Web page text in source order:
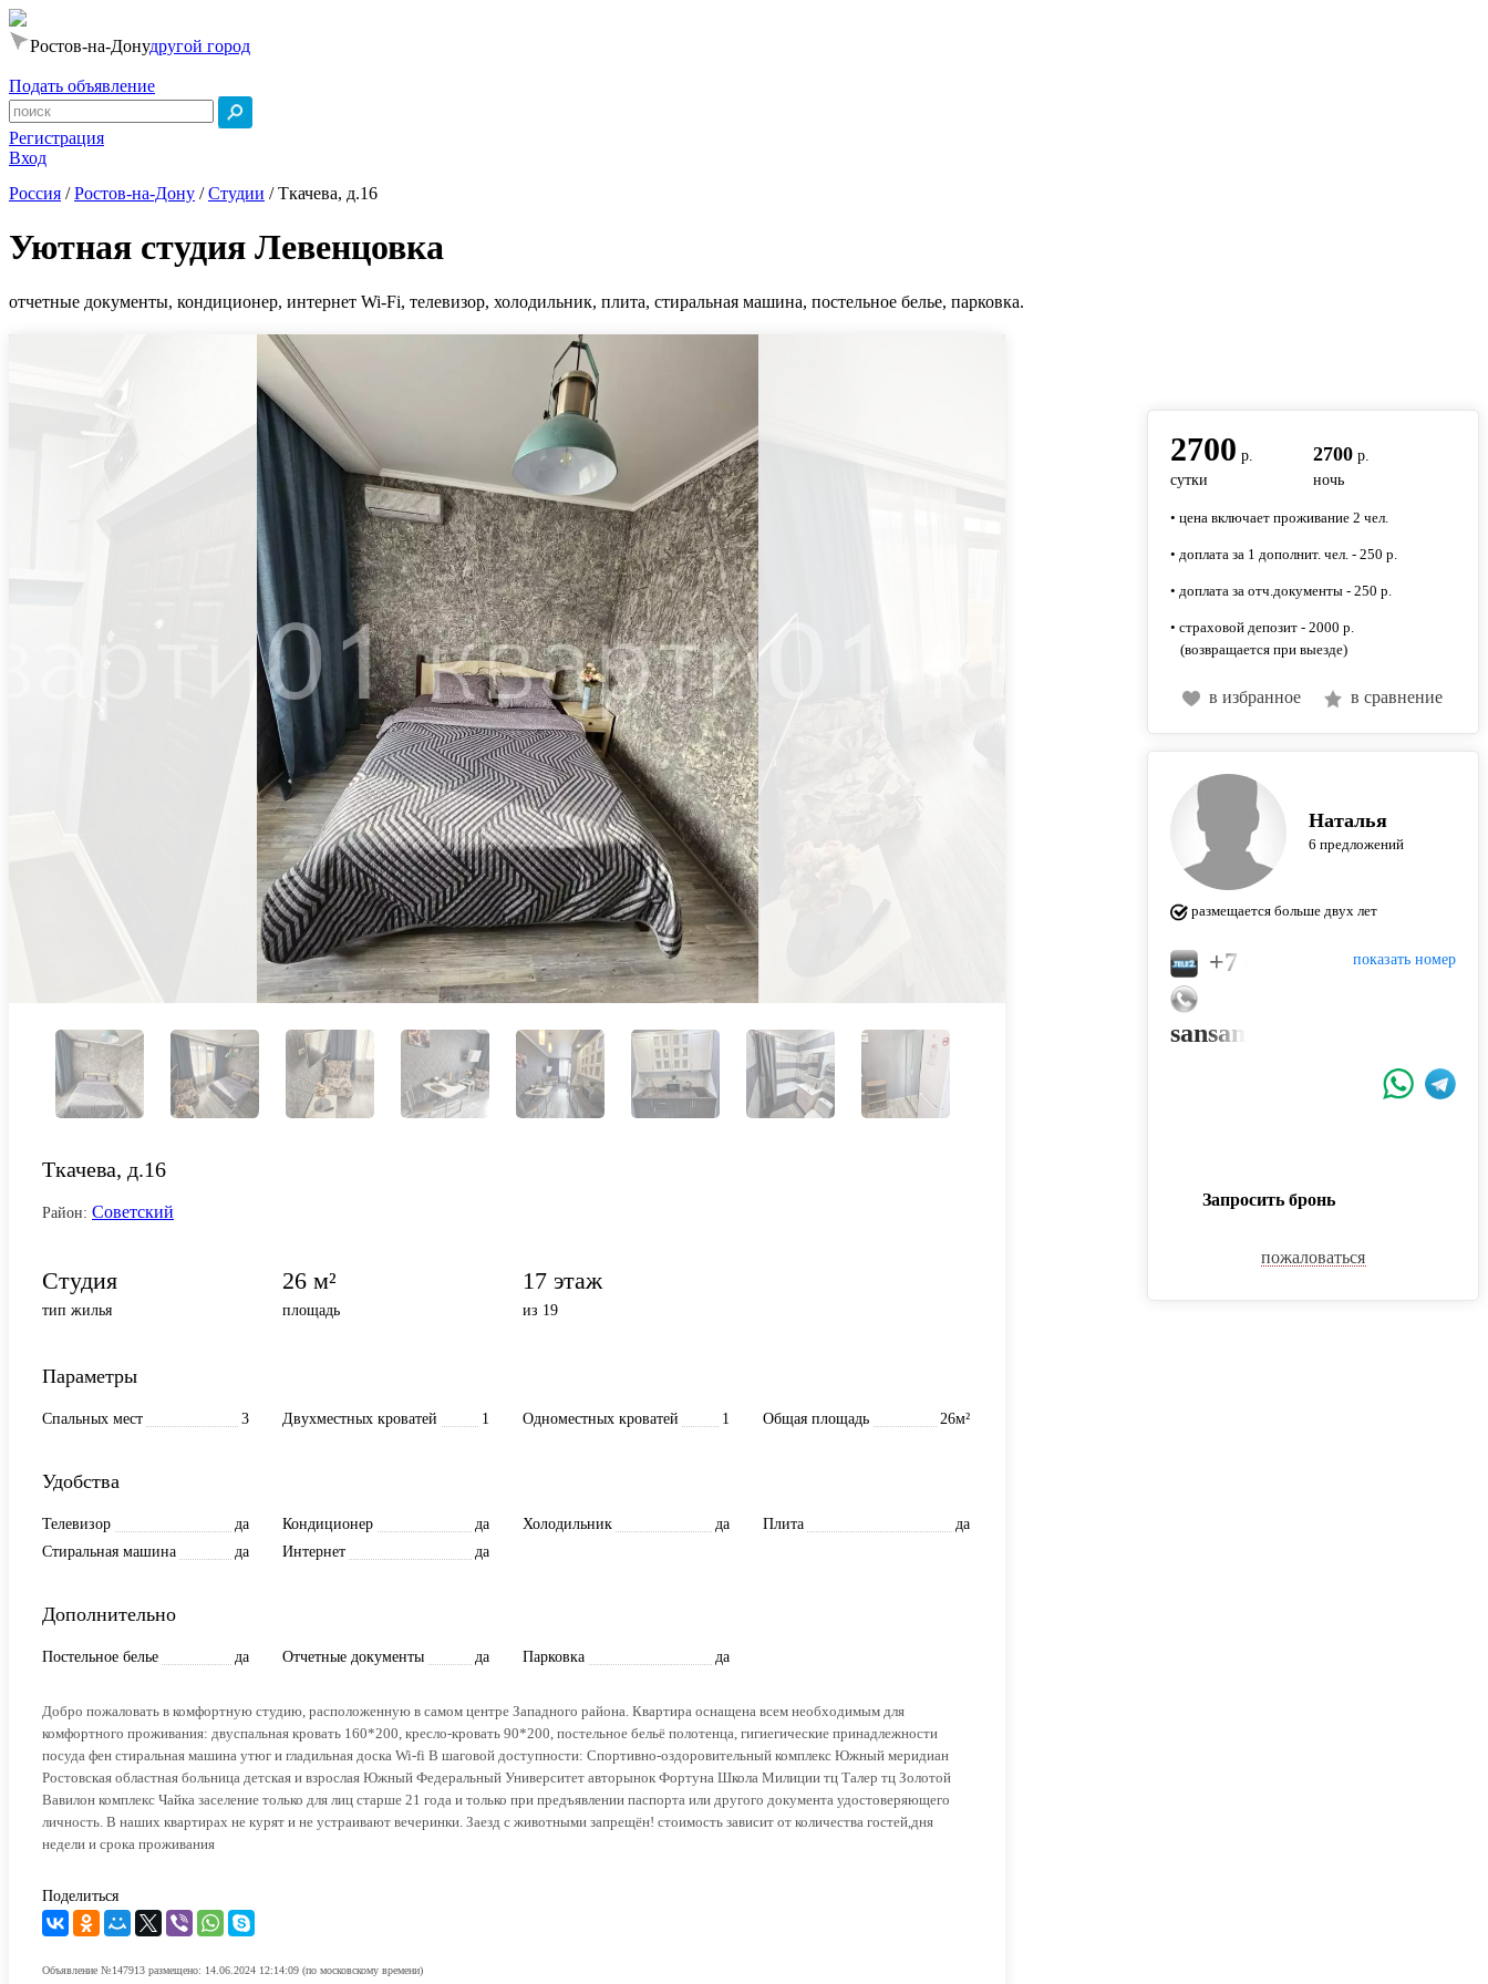
Ростов-на-Донудругой город
Подать объявление
Регистрация
Вход
Россия /Ростов-на-Дону /Студии /Ткачева, д.16
Уютная студия Левенцовка
отчетные документы, кондиционер, интернет Wi-Fi, телевизор, холодильник, плита, стиральная машина, постельное белье, парковка.
Ткачева, д.16
Район: Советский
Студия
тип жилья
26 м²
площадь
17 этаж
из 19
Параметры
Спальных мест 3 Двухместных кроватей 1 Одноместных кроватей 1 Общая площадь 26м²
Удобства
Телевизор да Кондиционер да Холодильник да Плита
да
Стиральная машина
да Интернет да
Дополнительно
Постельное белье да Отчетные документы да Парковка да
Добро пожаловать в комфортную студию, расположенную в самом центре Западного района. Квартира оснащена всем необходимым для
комфортного проживания: двуспальная кровать 160*200, кресло-кровать 90*200, постельное бельё полотенца, гигиегические принадлежности
посуда фен стиральная машина утюг и гладильная доска Wi-fi В шаговой доступности: Спортивно-оздоровительный комплекс Южный меридиан
Ростовская областная больница детская и взрослая Южный Федеральный Университет авторынок Фортуна Школа Милиции тц Талер тц Золотой
Вавилон комплекс Чайка заселение только для лиц старше 21 года и только при предъявлении паспорта или другого документа удостоверяющего
личность. В наших квартирах не курят и не устраивают вечеринки. Заезд с животными запрещён! стоимость зависит от количества гостей,дня
недели и срока проживания
Поделиться
Объявление №147913 размещено: 14.06.2024 12:14:09 (по московскому времени)
2700 р.
сутки
2700 р.
ночь
• цена включает проживание 2 чел.
• доплата за 1 дополнит. чел. - 250 р.
• доплата за отч.документы - 250 р.
• страховой депозит - 2000 р.
(возвращается при выезде)
в избранное в сравнение
Наталья
6 предложений
размещается больше двух лет
показать номер
+7 (908) 510-01-67
sansanih.2012@yandex.ru
Запросить бронь
пожаловаться